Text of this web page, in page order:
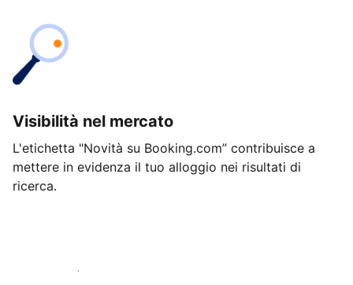
Visibilità nel mercato
L'etichetta "Novità su Booking.com” contribuisce a
mettere in evidenza il tuo alloggio nei risultati di
ricerca.
Inizia oggi stesso